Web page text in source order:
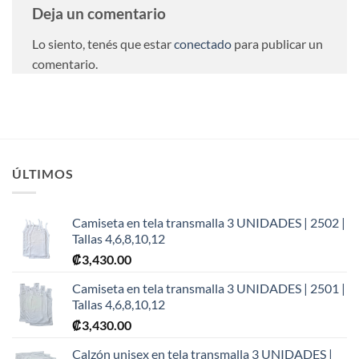
Deja un comentario
Lo siento, tenés que estarconectado para publicar un
comentario.
ÚLTIMOS
Camiseta en tela transmalla 3 UNIDADES | 2502 |
Tallas 4,6,8,10,12
₡3,430.00
Camiseta en tela transmalla 3 UNIDADES | 2501 |
Tallas 4,6,8,10,12
₡3,430.00
Calzón unisex en tela transmalla 3 UNIDADES |